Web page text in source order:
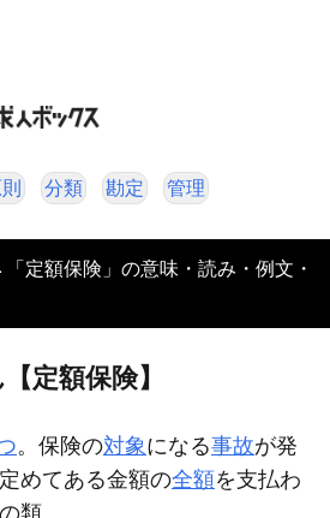
分類 勘定 管理
「定額保険」の意味・読み・例文・
定額保険】
。保険の対象 になる事故が発
めてある金額の全額を支払わ
類。